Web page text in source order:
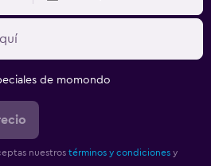
de momondo
nuestros términos y condiciones y